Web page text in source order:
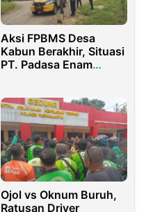
Aksi FPBMS Desa
Kabun Berakhir, Situasi
PT. Padasa Enam
Ojol vs Oknum Buruh,
Ratusan Driver